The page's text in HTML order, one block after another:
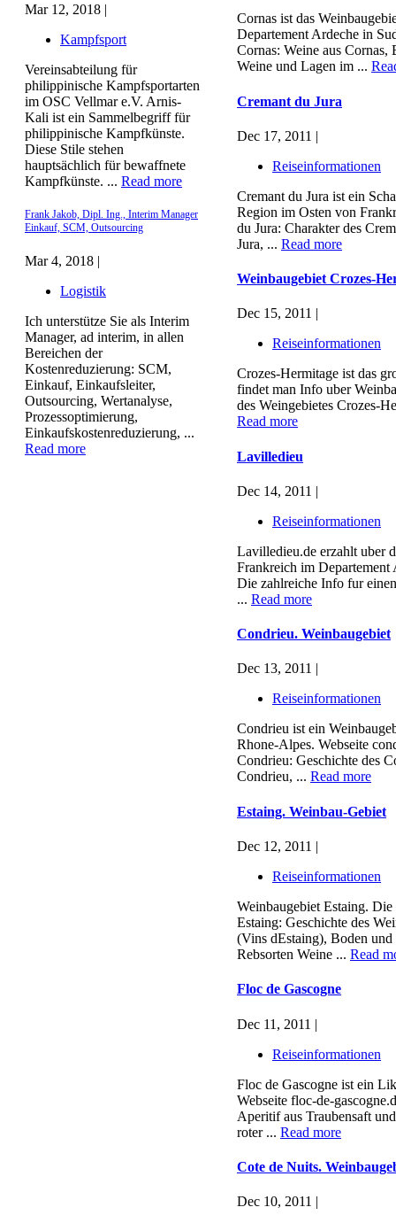
Mar 12, 2018 |
Kampfsport
Vereinsabteilung für
philippinische Kampfsportarten
im OSC Vellmar e.V. Arnis-
Kali ist ein Sammelbegriff für
philippinische Kampfkünste.
Diese Stile stehen
hauptsächlich für bewaffnete
Kampfkünste. ... Read more
Frank Jakob, Dipl. Ing., Interim Manager
Einkauf, SCM, Outsourcing
Mar 4, 2018 |
Logistik
Ich unterstütze Sie als Interim
Manager, ad interim, in allen
Bereichen der
Kostenreduzierung: SCM,
Einkauf, Einkaufsleiter,
Outsourcing, Wertanalyse,
Prozessoptimierung,
Einkaufskostenreduzierung, ...
Read more
Cornas ist das
Departement Ardeche in
Cornas: Weine aus
Weine und Lagen im ...
Cremant du Jura
Dec 17, 2011 |
Reiseinformationen
Cremant du Jura ist ein
Region im Osten von
du Jura: Charakter des
Jura, ... Read more
Weinbaugebiet Crozes-
Dec 15, 2011 |
Reiseinformationen
Crozes-Hermitage ist das
findet man Info uber
des Weingebietes Crozes-
Read more
Lavilledieu
Dec 14, 2011 |
Reiseinformationen
Lavilledieu.de erzahlt uber
Frankreich im
Die zahlreiche Info fur
... Read more
Condrieu. Weinbaugebiet
Dec 13, 2011 |
Reiseinformationen
Condrieu ist ein
Rhone-Alpes. Webseite
Condrieu: Geschichte des
Condrieu, ... Read more
Estaing. Weinbau-Gebiet
Dec 12, 2011 |
Reiseinformationen
Weinbaugebiet Estaing.
Estaing: Geschichte des
(Vins dEstaing), Boden
Rebsorten Weine ... Read
Floc de Gascogne
Dec 11, 2011 |
Reiseinformationen
Floc de Gascogne ist ein
Webseite floc-de-
Aperitif aus Traubensaft
roter ... Read more
Cote de Nuits.
Dec 10, 2011 |